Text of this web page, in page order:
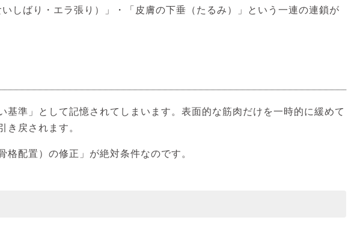
しばり・エラ張り）」・「皮膚の下垂（たるみ）」という一連の連鎖が
準」として記憶されてしまいます。表面的な筋肉だけを一時的に緩めて
き戻されます。
配置）の修正」が絶対条件なのです。